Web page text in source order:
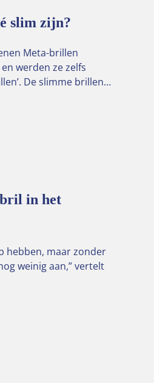
slim zijn?
Meta-brillen
werden ze zelfs
De slimme brillen…
in het
hebben, maar zonder
weinig aan,” vertelt